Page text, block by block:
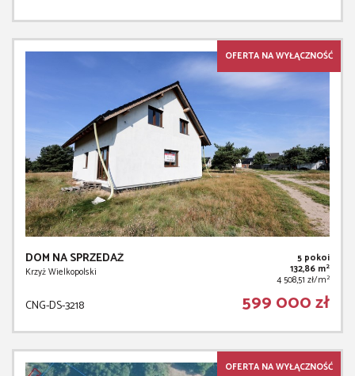
OFERTA NA WYŁĄCZNOŚĆ
DOM NA SPRZEDAŻ
Krzyż Wielkopolski
5 pokoi
132,86 m2
4 508,51 zł/m2
CNG-DS-3218 599 000 zł
OFERTA NA WYŁĄCZNOŚĆ